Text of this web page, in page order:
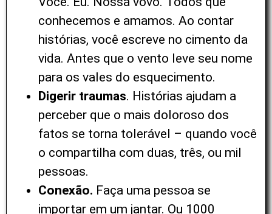
conhecemos e amamos. Ao contar
histórias, você escreve no cimento da
vida. Antes que o vento leve seu nome
para os vales do esquecimento.
Digerir traumas. Histórias ajudam a
perceber que o mais doloroso dos
fatos se torna tolerável – quando você
o compartilha com duas, três, ou mil
pessoas.
Conexão. Faça uma pessoa se
importar em um jantar. Ou 1000